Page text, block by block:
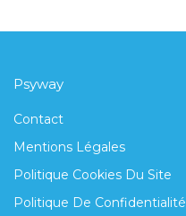
Psyway
Contact
Mentions Légales
Politique Cookies Du Site
Politique De Confidentialité